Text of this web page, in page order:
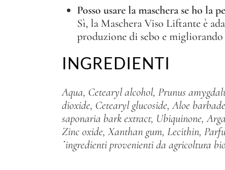
Posso usare la maschera se ho la
Sì, la Maschera Viso Liftante è
produzione di sebo e
INGREDIENTI
Aqua, Cetearyl alcohol, Prunus
dioxide, Cetearyl glucoside, Aloe
saponaria bark extract, Ubiquinone,
Zinc oxide, Xanthan gum, Lecithin,
˙ingredienti provenienti da agricoltura